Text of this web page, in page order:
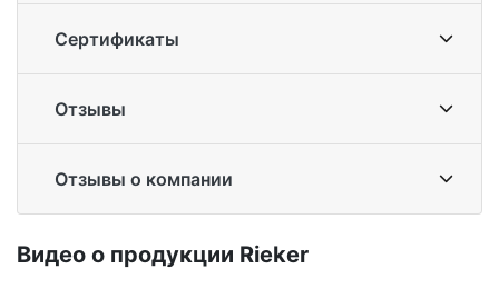
Сертификаты
Отзывы
Отзывы о компании
Ви­део о про­дук­ции Ri­eker